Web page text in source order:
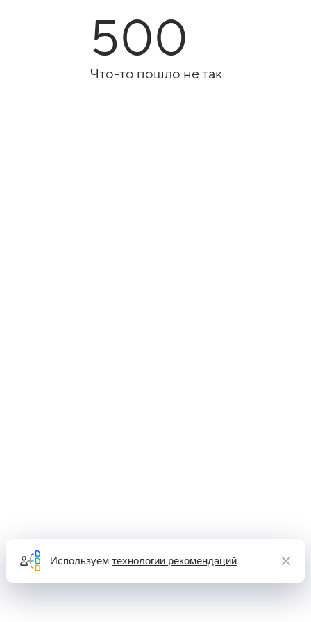
500
Что-то пошло не так
Используем технологии рекомендаций